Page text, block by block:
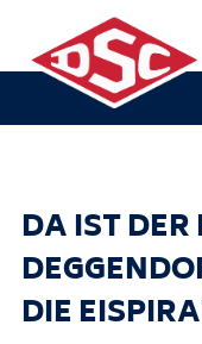
DA IST DER
DIE